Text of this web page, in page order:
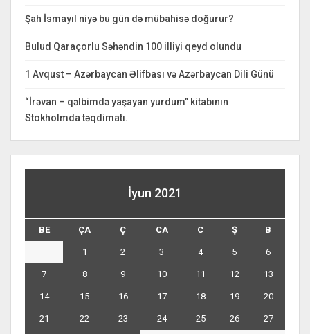
Şah İsmayıl niyə bu gün də mübahisə doğurur?
Bulud Qaraçorlu Səhəndin 100 illiyi qeyd olundu
1 Avqust – Azərbaycan Əlifbası və Azərbaycan Dili Günü
“İrəvan – qəlbimdə yaşayan yurdum” kitabının
Stokholmda təqdimatı.
İyun 2021
BE ÇA Ç CA C Ş B
1 2 3 4 5 6
7 8 9 10 11 12 13
14 15 16 17 18 19 20
21 22 23 24 25 26 27